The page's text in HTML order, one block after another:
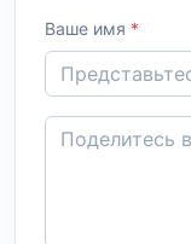
Ваше имя *